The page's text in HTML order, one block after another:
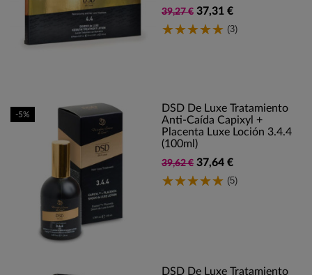
39,27 € 37,31 €
(3)
DSD De Luxe Tratamiento
Anti-Caída Capixyl +
Placenta Luxe Loción 3.4.4
(100ml)
39,62 € 37,64 €
(5)
-5%
DSD De Luxe Tratamiento